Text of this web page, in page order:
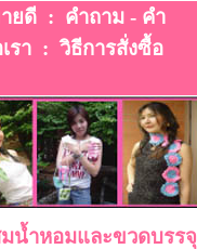
ยดี : คำถาม - คำ
รา :วิธีการสั่งซื้อ
น้ำหอมและขวดบรรจุ